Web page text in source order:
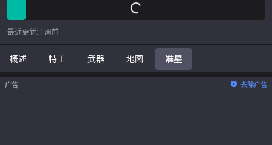
最近更新: 1周前
概述 特工 武器 地图 准星
广告 去除广告